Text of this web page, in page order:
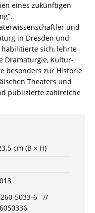
eines zukünftigen
und
in Dresden und
habilitierte sich, lehrte
Dramaturgie, Kultur-
besonders zur Historie
Theaters und
publizierte zahlreiche
cm (B × H)
5033-6 //